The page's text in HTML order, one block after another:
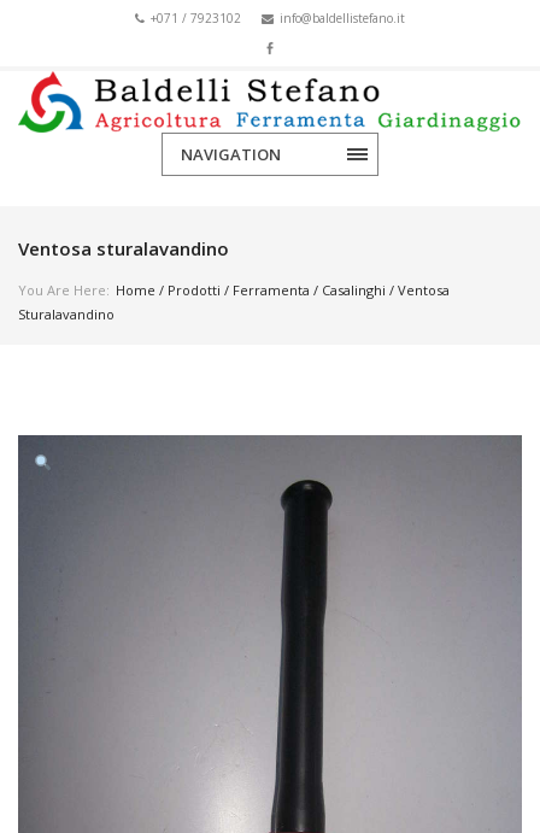
+071 / 7923102 info@baldellistefano.it
NAVIGATION
Ventosa sturalavandino
You Are Here: Home / Prodotti / Ferramenta / Casalinghi / Ventosa
Sturalavandino